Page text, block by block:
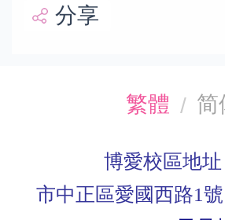
分享
繁體 简
博愛校區地
市中正區愛國西路1